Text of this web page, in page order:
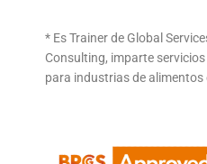
* Es Trainer de Global
Consulting, imparte
para industrias de